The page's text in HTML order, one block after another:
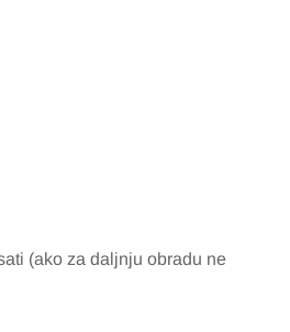
(ako za daljnju obradu ne